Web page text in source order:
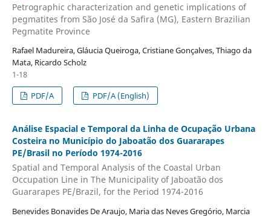
Petrographic characterization and genetic implications of
pegmatites from São José da Safira (MG), Eastern Brazilian
Pegmatite Province
Rafael Madureira, Gláucia Queiroga, Cristiane Gonçalves, Thiago da
Mata, Ricardo Scholz
1-18
PDF/A
PDF/A (English)
Análise Espacial e Temporal da Linha de Ocupação Urbana
Costeira no Município do Jaboatão dos Guararapes
PE/Brasil no Período 1974-2016
Spatial and Temporal Analysis of the Coastal Urban
Occupation Line in The Municipality of Jaboatão dos
Guararapes PE/Brazil, for the Period 1974-2016
Benevides Bonavides De Araujo, Maria das Neves Gregório, Marcia